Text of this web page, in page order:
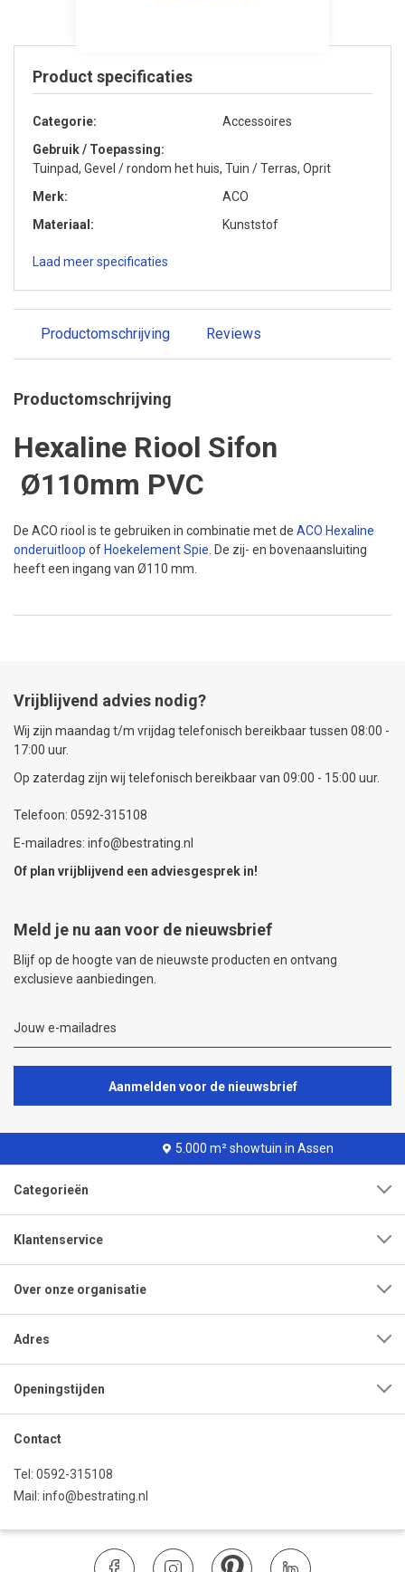
Productomschrijving Reviews
Productomschrijving
Hexaline Riool Sifon
Ø110mm PVC
De ACO riool is te gebruiken in combinatie met de ACO Hexaline
onderuitloop of HoekelementSpie . De zij- en bovenaansluiting
heeft een ingang van Ø110 mm.
Product specificaties
Categorie
Accessoires
Gebruik / Toepassing
Tuinpad, Gevel / rondom het huis, Tuin / Terras, Oprit
Merk
ACO
Materiaal
Kunststof
Laad meer specificaties
Vrijblijvend advies nodig?
Wij zijn maandag t/m vrijdag telefonisch bereikbaar tussen 08:00 -
17:00 uur.
Op zaterdag zijn wij telefonisch bereikbaar van 09:00 - 15:00 uur.
Telefoon: 0592-315108
E-mailadres: info@bestrating.nl
Of plan vrijblijvend een adviesgesprek in!
Meld je nu aan voor de nieuwsbrief
Blijf op de hoogte van de nieuwste producten en ontvang
exclusieve aanbiedingen.
Aanmelden voor de nieuwsbrief
5.000 m² showtuin in Assen
Categorieën
Klantenservice
Over onze organisatie
Adres
Openingstijden
Contact
Tel: 0592-315108
Mail: info@bestrating.nl